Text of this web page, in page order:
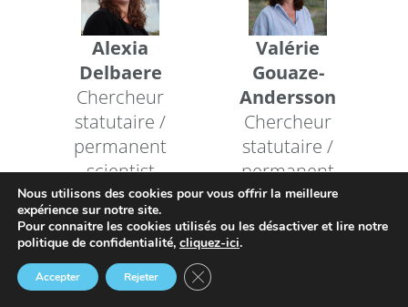
Le CRCT TUTELLES & RECRUTEMENT Annuaire
Alexia
Delbaere
Chercheur
statutaire /
permanent
scientist
Valérie
Gouaze-
Andersson
Chercheur
statutaire /
permanent
scientist
Afficher: 20
Nous utilisons des cookies pour vous offrir la meilleure
expérience sur notre site.
Pour connaitre les cookies utilisés ou les désactiver et lire notre
politique de confidentialité, cliquez-ici.
Accepter Rejeter Fermer la bannière des cookies